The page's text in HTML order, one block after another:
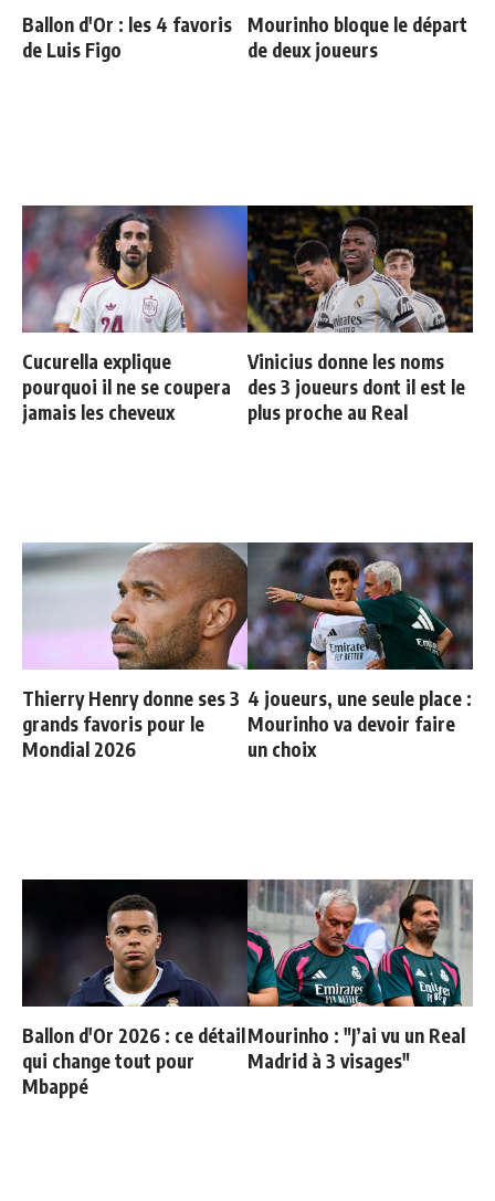
Ballon d'Or : les 4 favoris
de Luis Figo
Mourinho bloque le départ
de deux joueurs
Cucurella explique
pourquoi il ne se coupera
jamais les cheveux
Vinicius donne les noms
des 3 joueurs dont il est le
plus proche au Real
Thierry Henry donne ses 3
grands favoris pour le
Mondial 2026
4 joueurs, une seule place :
Mourinho va devoir faire
un choix
Ballon d'Or 2026 : ce détail
qui change tout pour
Mbappé
Mourinho : "J’ai vu un Real
Madrid à 3 visages"